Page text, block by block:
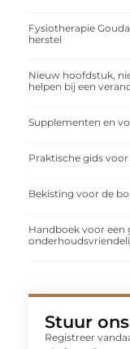
Fysiotherapie
herstel
Nieuw hoofdstuk,
helpen bij een
Supplementen en
Praktische gids
Bekisting voor de
Handboek voor een
Stuur
Registreer